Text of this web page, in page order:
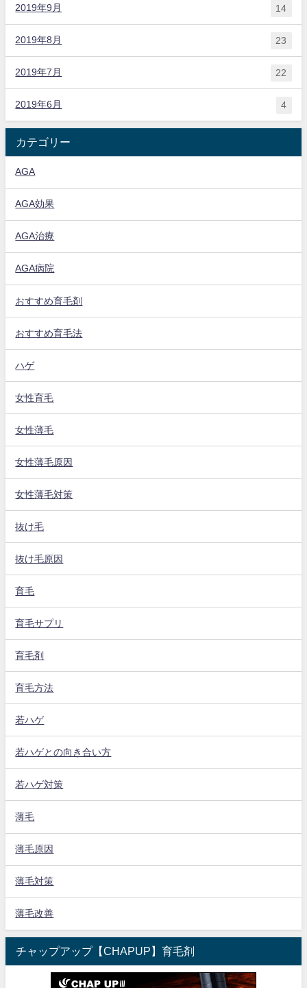
2019年9月 14
2019年8月 23
2019年7月 22
2019年6月 4
カテゴリー
AGA
AGA効果
AGA治療
AGA病院
おすすめ育毛剤
おすすめ育毛法
ハゲ
女性育毛
女性薄毛
女性薄毛原因
女性薄毛対策
抜け毛
抜け毛原因
育毛
育毛サプリ
育毛剤
育毛方法
若ハゲ
若ハゲとの向き合い方
若ハゲ対策
薄毛
薄毛原因
薄毛対策
薄毛改善
チャップアップ【CHAPUP】育毛剤